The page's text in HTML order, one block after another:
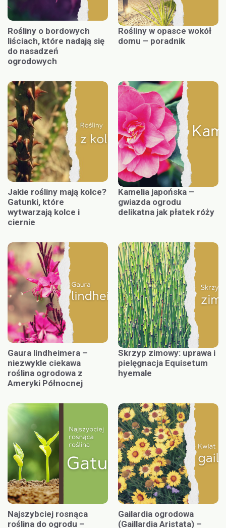
Rośliny o bordowych
liściach, które nadają się
do nasadzeń
ogrodowych
Rośliny w opasce wokół
domu – poradnik
Jakie rośliny mają kolce?
Gatunki, które
wytwarzają kolce i
ciernie
Kamelia japońska –
gwiazda ogrodu
delikatna jak płatek róży
Gaura lindheimera –
niezwykle ciekawa
roślina ogrodowa z
Ameryki Północnej
Skrzyp zimowy: uprawa i
pielęgnacja Equisetum
hyemale
Najszybciej rosnąca
roślina do ogrodu –
Gailardia ogrodowa
(Gaillardia Aristata) –